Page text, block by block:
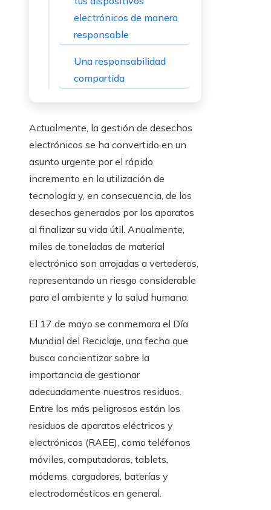
electrónicos de manera
responsable
Una responsabilidad
compartida
Actualmente, la gestión de desechos
electrónicos se ha convertido en un
asunto urgente por el rápido
incremento en la utilización de
tecnología y, en consecuencia, de los
desechos generados por los aparatos
al finalizar su vida útil. Anualmente,
miles de toneladas de material
electrónico son arrojadas a vertederos,
representando un riesgo considerable
para el ambiente y la salud humana.
El 17 de mayo se conmemora el Día
Mundial del Reciclaje, una fecha que
busca concientizar sobre la
importancia de gestionar
adecuadamente nuestros residuos.
Entre los más peligrosos están los
residuos de aparatos eléctricos y
electrónicos (RAEE), como teléfonos
móviles, computadoras, tablets,
módems, cargadores, baterías y
electrodomésticos en general.